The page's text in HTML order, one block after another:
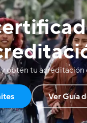
obtén tu acreditación
Ver Guía